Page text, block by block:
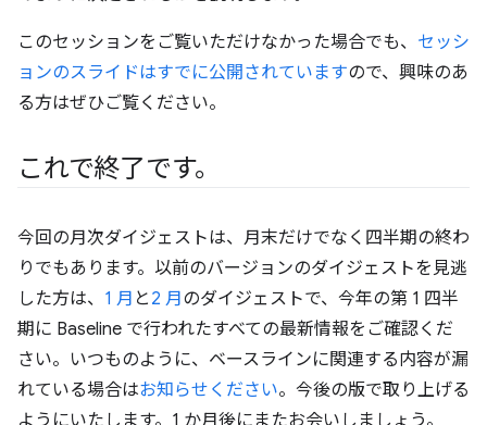
このセッションをご覧いただけなかった場合でも、 セッシ
ョンのスライドはすでに公開されていますので、興味のあ
る方はぜひご覧ください。
これで終了です。
今回の月次ダイジェストは、月末だけでなく四半期の終わ
りでもあります。以前のバージョンのダイジェストを見逃
した方は、 1 月 と 2 月のダイジェストで、今年の第 1 四半
期に Baseline で行われたすべての最新情報をご確認くだ
さい。いつものように、ベースラインに関連する内容が漏
れている場合はお知らせください。今後の版で取り上げる
ようにいたします。1 か月後にまたお会いしましょう。